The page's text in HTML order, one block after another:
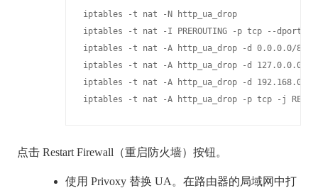
iptables -t nat -N http_ua_drop
iptables -t nat -I PREROUTING -p tcp --dport
iptables -t nat -A http_ua_drop -d 0.0.0.0/8 -j
iptables -t nat -A http_ua_drop -d 127.0.0.0/8 -j
iptables -t nat -A http_ua_drop -d 192.168.0.0/
iptables -t nat -A http_ua_drop -p tcp -j
点击 Restart Firewall（重启防火墙）按钮。
使用 Privoxy 替换 UA。在路由器的局域网中打